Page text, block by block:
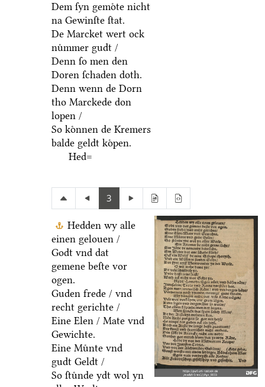
Dem ſyn gemoͤte nicht
na Gewinſte ſtat.
De Marcket wert ock
nuͤmmer gudt /
Denn ſo men den
Doren ſchaden doth.
Denn wenn de Dorn
tho Marckede don
lopen /
So koͤnnen de Kremers
balde geldt koͤpen.
Hed=
3
Hedden wy alle
einen gelouen /
Godt vnd dat
gemene beſte vor
ogen.
Guden frede / vnd
recht gerichte /
Eine Elen / Mate vnd
Gewichte.
Eine Muͤnte vnd
gudt Geldt /
So ſtuͤnde ydt wol yn